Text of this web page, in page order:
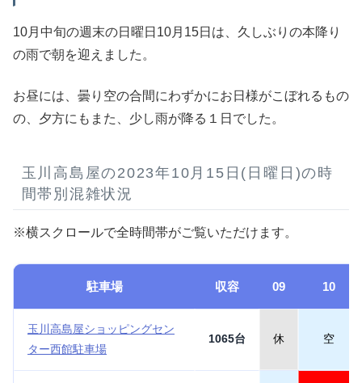
10月中旬の週末の日曜日10月15日は、久しぶりの本降り
の雨で朝を迎えました。
お昼には、曇り空の合間にわずかにお日様がこぼれるもの
の、夕方にもまた、少し雨が降る１日でした。
玉川高島屋の2023年10月15日(日曜日)の時
間帯別混雑状況
※横スクロールで全時間帯がご覧いただけます。
駐車場 収容 09 10
玉川高島屋ショッピングセン
ター西館駐車場
1065台 休 空